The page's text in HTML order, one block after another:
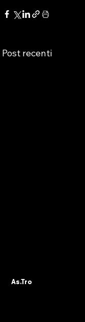
Post recenti
As.Tro –
As.Tro